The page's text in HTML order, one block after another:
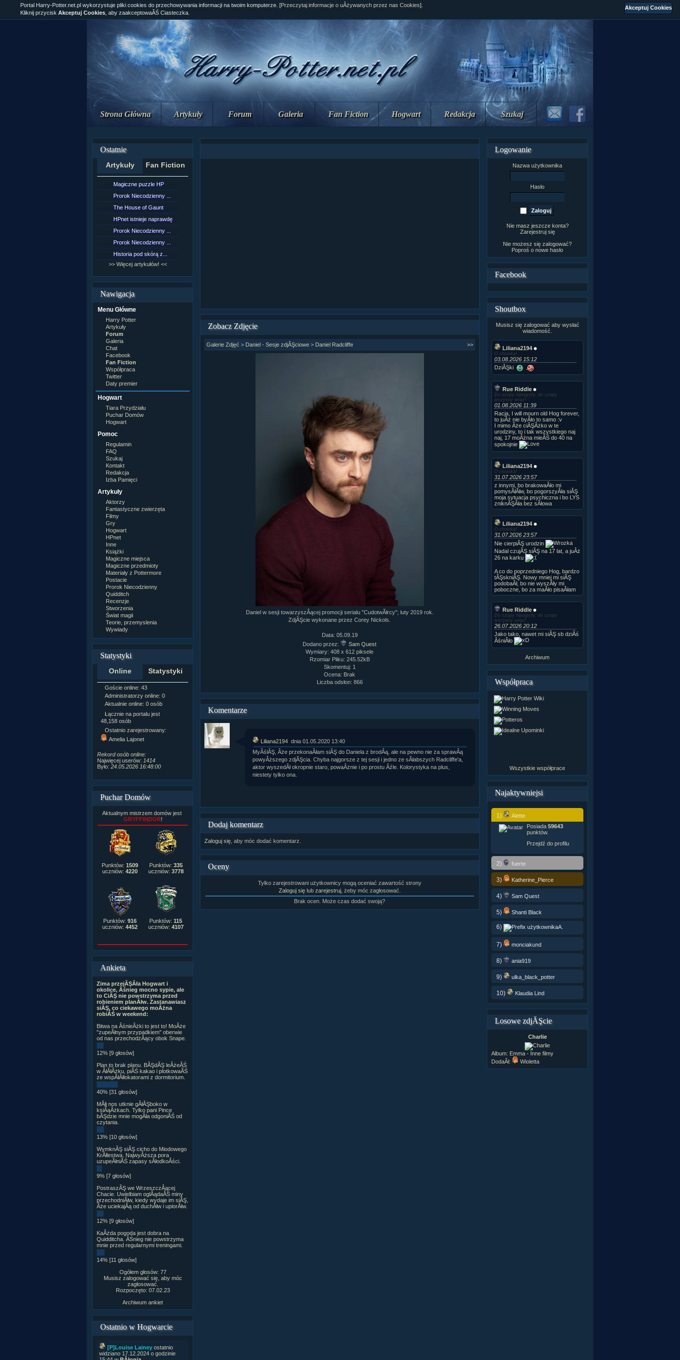
Strona Główna Artykuły Forum Galeria Fan Fiction Hogwart Redakcja Szukaj
Ostatnie
Artykuły Fan Fiction
Magiczne puzzle HP
Prorok Niecodzienny ...
The House of Gaunt
HPnet istnieje naprawdę
Prorok Niecodzienny ...
Prorok Niecodzienny ...
Historia pod skórą z...
>> Więcej artykułów! <<
Nawigacja
Menu Główne
Harry Potter
Artykuły
Forum
Galeria
Chat
Facebook
Fan Fiction
Współpraca
Twitter
Daty premier
Hogwart
Tiara Przydziału
Puchar Domów
Hogwart
Pomoc
Regulamin
FAQ
Szukaj
Kontakt
Redakcja
Izba Pamięci
Artykuły
Aktorzy
Fantastyczne zwierzęta
Filmy
Gry
Hogwart
HPnet
Inne
Książki
Magiczne miejsca
Magiczne przedmioty
Materiały z Pottermore
Postacie
Prorok Niecodzienny
Quidditch
Recenzje
Stworzenia
Świat magii
Teorie, przemyslenia
Wywiady
Statystyki
Online Statystyki
Goście online: 43
Administratorzy online: 0
Aktualnie online: 0 osób
Łącznie na portalu jest
48,158 osób
Ostatnio zarejestrowany:
Amelia Lajonet
Rekord osób online:
Najwięcej userów: 1414
Było: 24.05.2026 16:48:00
Tematów na forum:3,921
Komentarzy do materiałów:
222,019
Rozdanych pochwał:
3,327
4,170
Puchar Domów
Aktualnym mistrzem domów jest
GRYFFINDOR!
Punktów: 1509
uczniów: 4220
Punktów: 335
uczniów: 3778
Punktów: 916
uczniów: 4452
Punktów: 115
uczniów: 4107
Ankieta
Zima przejĂŞÂła Hogwart i
okolice, Âśnieg mocno sypie, ale
to CiĂŞ nie powstrzyma przed
robieniem planĂłw. Zastanawiasz
siĂŞ, co ciekawego moÂżna
robiĂŚ w weekend:
Bitwa na ÂśnieÂżki to jest to! MoÂże
"zupeÂłnym przypadkiem" oberwie
od nas przechodzÂący obok Snape.
12% [9 głosów]
Plan to brak planu. BĂŞdĂŞ leÂżeĂŚ
w ÂłĂłÂżku, piĂŚ kakao i plotkowaĂŚ
ze wspĂłÂłlokatorami z dormitorium.
40% [31 głosów]
MĂłj nos utknie gÂłĂŞboko w
ksiÂąÂżkach. Tylko pani Pince
bĂŞdzie mnie mogÂła odgoniĂŚ od
czytania.
13% [10 głosów]
WymknĂŞ siĂŞ cicho do Miodowego
KrĂłlestwa. NajwyÂższa pora
uzupeÂłniĂŚ zapasy sÂłodkoÂści.
9% [7 głosów]
PostraszĂŞ we WrzeszczÂącej
Chacie. Uwielbiam oglÂądaĂŚ miny
przechodniĂłw, kiedy wydaje im siĂŞ,
Âże uciekajÂą od duchĂłw i upiorĂłw.
12% [9 głosów]
KaÂżda pogoda jest dobra na
Quidditcha. ÂŚnieg nie powstrzyma
mnie przed regularnymi treningami.
14% [11 głosów]
Ogółem głosów: 77
Musisz zalogować się, aby móc
zagłosować.
Rozpoczęto: 07.02.23
Archiwum ankiet
Ostatnio w Hogwarcie
[P]Louise Lainey ostatnio
widziano 17.12.2024 o godzinie
Portal Harry-Potter.net.pl wykorzystuje pliki cookies do przechowywania informacji na twoim komputerze. [Przeczytaj informacje o uÂżywanych przez nas Cookies].
Kliknij przycisk Akceptuj Cookies , aby zaakceptowaĂŚ Ciasteczka.
Zobacz Zdjęcie
Galerie Zdjęć > Daniel - Sesje zdjĂŞciowe> Daniel Radcliffe >>
Daniel w sesji towarzyszÂącej promocji serialu "CudotwĂłrcy"; luty 2019 rok.
ZdjĂŞcie wykonane przez Corey Nickols.
Data: 05.09.19
Dodano przez:
Sam Quest
Wymiary: 408 x 612 piksele
Rzomiar Pliku: 245.52kB
Skomentuj: 1
Ocena: Brak
Liczba odsłon: 866
Komentarze
Liliana2194 dnia 01.05.2020 13:40
MyÂślĂŞ, Âże przekonaÂłam siĂŞ do Daniela z brodÂą, ale na pewno nie za sprawÂą
powyÂższego zdjĂŞcia. Chyba najgorsze z tej sesji i jedno ze sÂłabszych Radcliffe'a,
aktor wyszedÂł okropnie staro, powaÂżnie i po prostu Âźle. Kolorystyka na plus,
niestety tylko ona.
Dodaj komentarz
Zaloguj się, aby móc dodać komentarz.
Oceny
Tylko zarejestrowani użytkownicy mogą oceniać zawartość strony
Zaloguj sięlub zarejestruj, żeby móc zagłosować.
Brak ocen. Może czas dodać swoją?
Logowanie
Nazwa użytkownika
Hasło
Nie masz jeszcze konta?
Zarejestruj się
Nie możesz się zalogować?
Poproś o nowe hasło
Facebook
Shoutbox
Musisz się zalogować aby wysłać
wiadomość.
Liliana2194
O choinka!
03.08.2026 15:12
DziĂŞki
Rue Riddle
Do szopy hipogryfy, do szopy
wszyscy wraz!
01.08.2026 11:39
Racja, I will mourn old Hog forever,
to juÂż nie byÂło to samo :v
I mimo Âże ciĂŞÂżko w te
urodziny, to i tak wszystkiego naj
naj, 17 moÂżna mieĂŚ do 40 na
spokojnie
Liliana2194
O choinka!
31.07.2026 23:57
z innymi, bo brakowaÂło mi
pomysÂłĂłw, bo pogorszyÂła siĂŞ
moja sytuacja psychiczna i bo LYS
zniknĂŞÂła bez sÂłowa
Liliana2194
O choinka!
31.07.2026 23:57
Nie cierpiĂŞ urodzin
Nadal czujĂŞ siĂŞ na 17 lat, a juÂż
26 na karku
A co do poprzedniego Hog, bardzo
tĂŞskniĂŞ. Nowy mniej mi siĂŞ
podobaÂł, bo nie wyszÂły mi
poboczne, bo za maÂło pisaÂłam
Rue Riddle
Do szopy hipogryfy, do szopy
wszyscy wraz!
26.07.2026 20:12
Jako tako, nawet mi siĂŞ sb dziÂś
ÂśniÂło
Archiwum
Współpraca
Wszystkie współprace
Najaktywniejsi
1)
Alette
Posiada 59643
punktów.
Przejdź do profilu
2) fuerte
3) Katherine_Pierce
4) Sam Quest
5) Shanti Black
6) A.
7) monciakund
8) ania919
9) ulka_black_potter
10) Klaudia Lind
Losowe zdjĂŞcie
Charlie
Album: Emma - Inne filmy
DodaÂł:
Wioletta